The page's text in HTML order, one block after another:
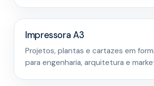
Impressora A3
Projetos, plantas e cartazes em
para engenharia, arquitetura e